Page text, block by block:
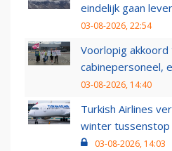
eindelijk gaan
03-08-2026, 22:54
Voorlopig
cabinepersoneel,
03-08-2026, 14:40
Turkish Airlines
winter tussenstop
03-08-2026, 14:03